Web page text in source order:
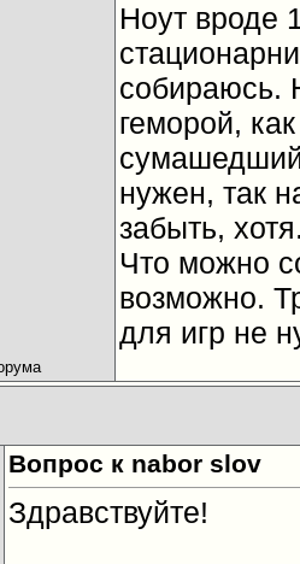
Ноут вроде
собираюсь.
геморой,
нужен, так
забыть,
Что можно
возможно.
для игр не
Вопрос к nabor slov
Здравствуйте!